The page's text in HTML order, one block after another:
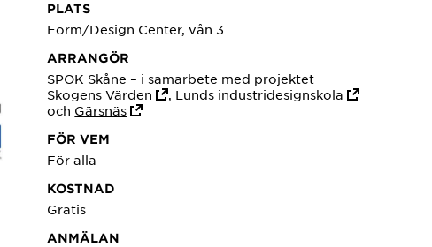
PLATS
Form/Design Center, vån 3
ARRANGÖR
SPOK Skåne – i samarbete med projektet
Skogens Värden
, Lunds industridesignskola
och Gärsnäs
FÖR VEM
För alla
KOSTNAD
Gratis
ANMÄLAN